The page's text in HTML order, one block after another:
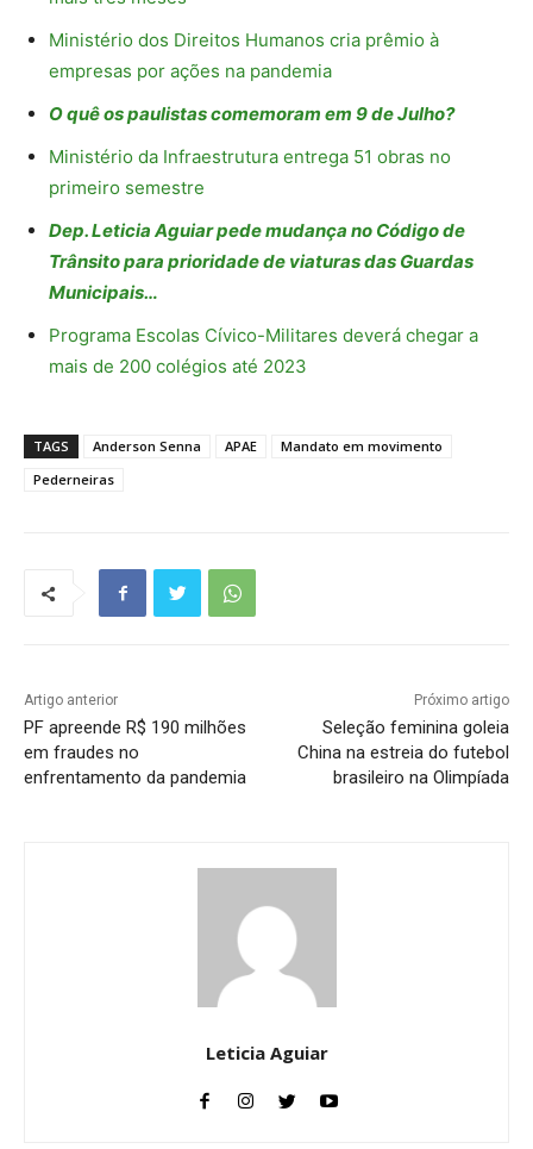
Ministério dos Direitos Humanos cria prêmio à
empresas por ações na pandemia
O quê os paulistas comemoram em 9 de Julho?
Ministério da Infraestrutura entrega 51 obras no
primeiro semestre
Dep. Leticia Aguiar pede mudança no Código de
Trânsito para prioridade de viaturas das Guardas
Municipais…
Programa Escolas Cívico-Militares deverá chegar a
mais de 200 colégios até 2023
TAGS Anderson Senna APAE
Mandato em movimento
Pederneiras
Artigo anterior
PF apreende R$ 190 milhões
em fraudes no
enfrentamento da pandemia
Próximo artigo
Seleção feminina goleia
China na estreia do futebol
brasileiro na Olimpíada
Leticia Aguiar